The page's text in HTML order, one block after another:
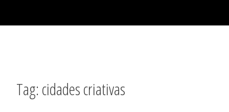
Tag:cidades criativas